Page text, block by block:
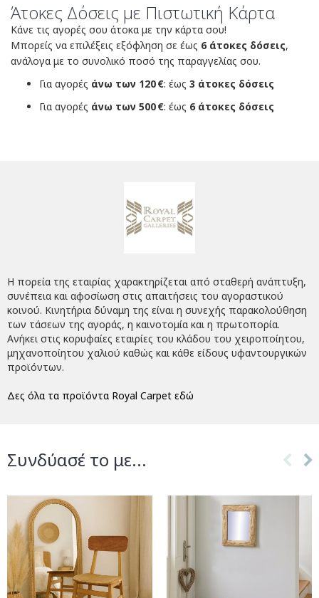
Άτοκες Δόσεις με Πιστωτική Κάρτα
Κάνε τις αγορές σου άτοκα με την κάρτα σου!
Μπορείς να επιλέξεις εξόφληση σε έως 6 άτοκες δόσεις,
ανάλογα με το συνολικό ποσό της παραγγελίας σου.
Για αγορές άνω των 120 €: έως 3 άτοκες δόσεις
Για αγορές άνω των 500 €: έως 6 άτοκες δόσεις
Η πορεία της εταιρίας χαρακτηρίζεται από σταθερή ανάπτυξη,
συνέπεια και αφοσίωση στις απαιτήσεις του αγοραστικού
κοινού. Κινητήρια δύναμη της είναι η συνεχής παρακολούθηση
των τάσεων της αγοράς, η καινοτομία και η πρωτοπορία.
Ανήκει στις κορυφαίες εταιρίες του κλάδου του χειροποίητου,
μηχανοποίητου χαλιού καθώς και κάθε είδους υφαντουργικών
προϊόντων.
Δες όλα τα προϊόντα Royal Carpet εδώ
Συνδύασέ το με...